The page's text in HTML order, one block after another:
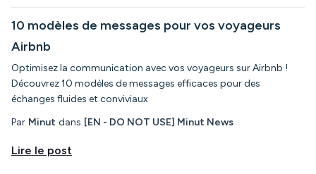
10 modèles de messages pour vos voyageurs
Airbnb
Optimisez la communication avec vos voyageurs sur Airbnb !
Découvrez 10 modèles de messages efficaces pour des
échanges fluides et conviviaux
Par Minut dans [EN - DO NOT USE] Minut News
Lire le post